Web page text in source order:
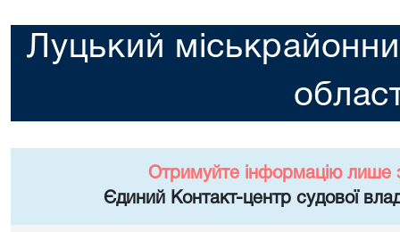
Луцький
Отримуйте інформацію лише
Єдиний Контакт-центр судової